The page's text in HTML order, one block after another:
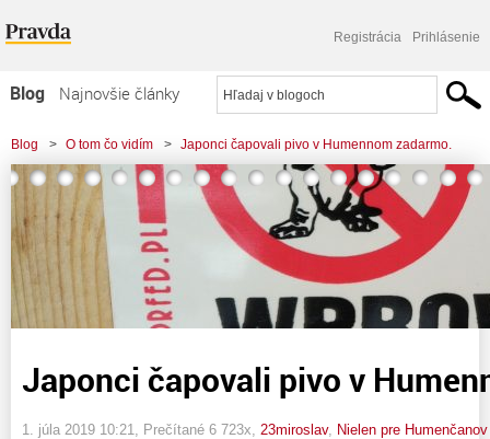
Registrácia Prihlásenie
Blog
Najnovšie články
Najčítanejšie články
Najkomentovanejšie články
Zoznam blogov
Komerčné blogy
Blog > O tom čo vidím > Japonci čapovali pivo v Humennom zadarmo.
Japonci čapovali pivo v
1. júla 2019 10:21 , Prečítané 6 723x, 23miroslav, Nielen pre Humenčanov